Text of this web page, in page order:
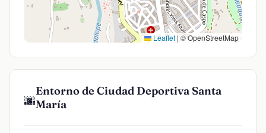
Leaflet | © OpenStreetMap
🌆
Entorno de Ciudad Deportiva Santa
María